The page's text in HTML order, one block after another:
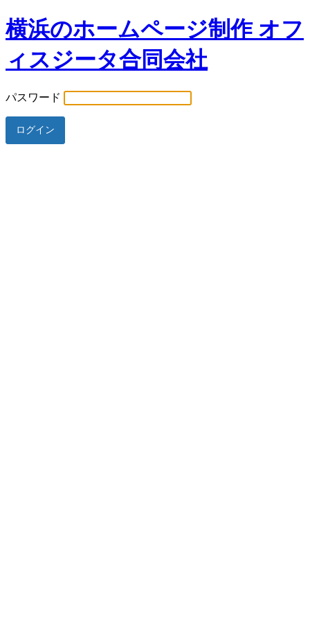
横浜のホームページ制作 オフ
ィスジータ合同会社
パスワード